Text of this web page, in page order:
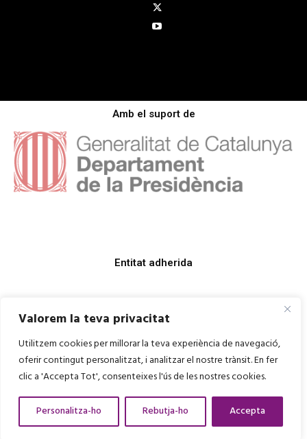
Valorem la teva privacitat
Utilitzem cookies per millorar la teva experiència de navegació,
oferir contingut personalitzat, i analitzar el nostre trànsit. En fer
clic a 'Accepta Tot', consenteixes l'ús de les nostres cookies.
Personalitza-ho Rebutja-ho Accepta
Amb el suport de
Entitat adherida